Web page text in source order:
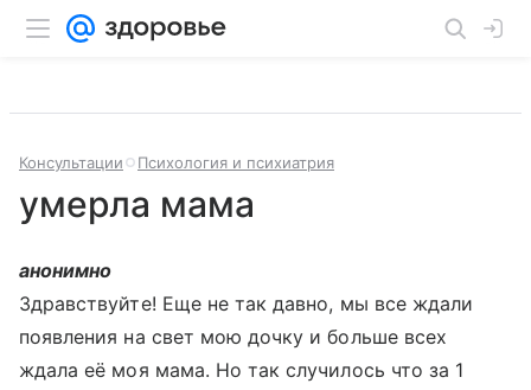
Консультации Психология и психиатрия
умерла мама
анонимно
Здравствуйте! Еще не так давно, мы все ждали
появления на свет мою дочку и больше всех
ждала её моя мама. Но так случилось что за 1